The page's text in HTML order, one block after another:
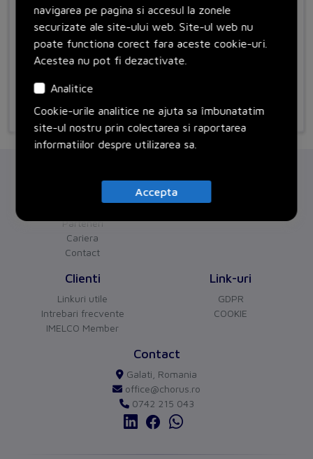
UR10e Robot PolyScope 5 Std TP with Xm cable
Cod: 110312 Universal Robots
Contacteaza-ne
Parteneri
Cariera
Contact
Clienti
Linkuri utile
Intrebari frecvente
IMELCO Member
Link-uri
GDPR
COOKIE
Contact
Galati, Romania
office@chorus.ro
0742 215 043
navigarea pe pagina si accesul la zonele
securizate ale site-ului web. Site-ul web nu
poate functiona corect fara aceste cookie-uri.
Acestea nu pot fi dezactivate.
Analitice
Cookie-urile analitice ne ajuta sa îmbunatatim
site-ul nostru prin colectarea si raportarea
informatiilor despre utilizarea sa.
Accepta